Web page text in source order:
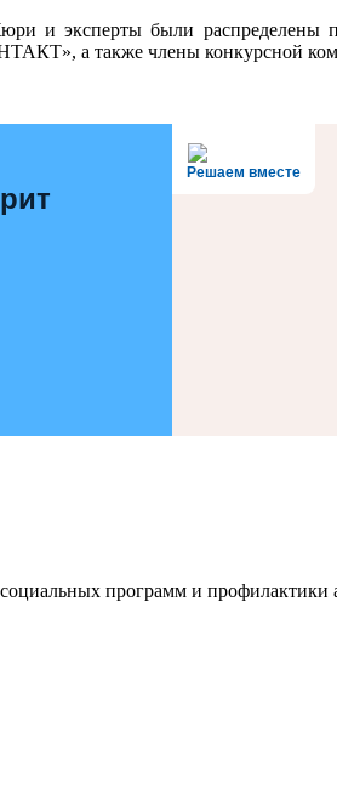
и эксперты были распределены
а также члены конкурсной
Решаем вместе
социальных программ и